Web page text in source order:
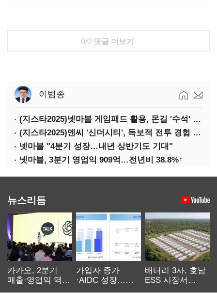
0/0 댓글 더보기
이범종
(지스타2025)넷마블 게임패드 활용, 몬길 '수석' 7대죄 '차석'
(지스타2025)엔씨 '신더시티', 독보적 전투 경험 필요
넷마블 "4분기 성장…내년 상반기도 기대"
넷마블, 3분기 영업익 909억…전년비 38.8%↑
뉴스리듬
카카오, 2분기
매출·영업익 역대
가입자 증가
·AIDC 성장…
배터리 3사, 호남
ESS 시장서